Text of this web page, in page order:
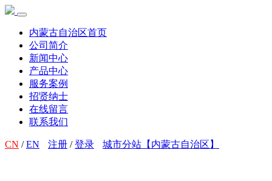
内蒙古自治区首页
公司简介
新闻中心
产品中心
服务案例
招贤纳士
在线留言
联系我们
CN /EN 注册 /登录 城市分站【内蒙古自治区】